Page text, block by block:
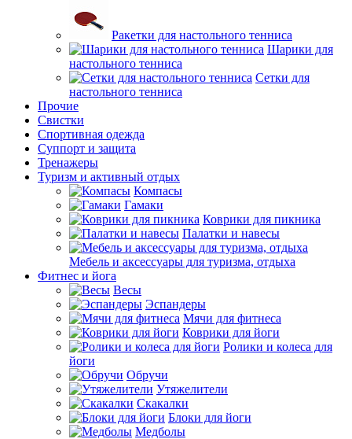
Ракетки для настольного тенниса
Шарики для
настольного тенниса
Сетки для
настольного тенниса
Прочие
Свистки
Спортивная одежда
Суппорт и защита
Тренажеры
Туризм и активный отдых
Компасы
Гамаки
Коврики для пикника
Палатки и навесы
Мебель и аксессуары для туризма, отдыха
Фитнес и йога
Весы
Эспандеры
Мячи для фитнеса
Коврики для йоги
Ролики и колеса для
йоги
Обручи
Утяжелители
Скакалки
Блоки для йоги
Медболы